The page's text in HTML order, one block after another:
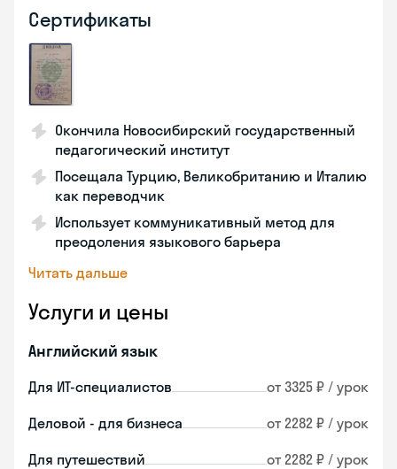
Сертификаты
Окончила Новосибирский государственный
педагогический институт
Посещала Турцию, Великобританию и Италию
как переводчик
Использует коммуникативный метод для
преодоления языкового барьера
Читать дальше
Услуги и цены
Английский язык
Для ИТ-специалистов от 3325 ₽ / урок
Деловой - для бизнеса от 2282 ₽ / урок
Для путешествий от 2282 ₽ / урок